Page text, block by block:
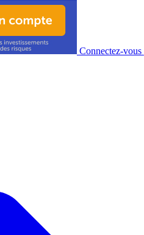
Connectez-